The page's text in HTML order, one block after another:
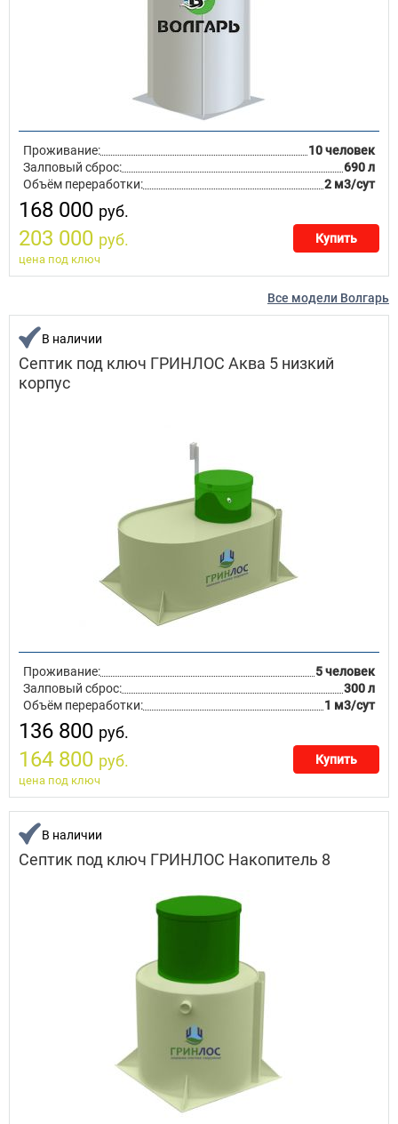
Проживание:
10 человек
Залповый сброс:
690 л
Объём переработки:
2 м3/сут
168 000 руб.
203 000 руб. Купить
цена под ключ
Все модели Волгарь
В наличии
Септик под ключ ГРИНЛОС Аква 5 низкий
корпус
Проживание:
5 человек
Залповый сброс:
300 л
Объём переработки:
1 м3/сут
136 800 руб.
164 800 руб. Купить
цена под ключ
В наличии
Септик под ключ ГРИНЛОС Накопитель 8